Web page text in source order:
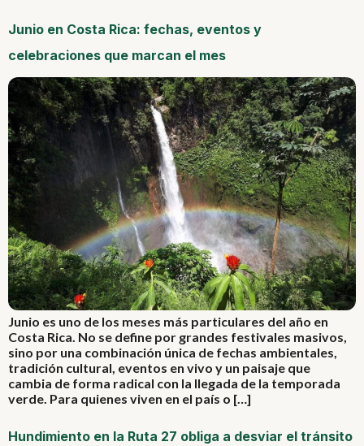
Junio en Costa Rica: fechas, eventos y
celebraciones que marcan el mes
Junio es uno de los meses más particulares del año en
Costa Rica. No se define por grandes festivales masivos,
sino por una combinación única de fechas ambientales,
tradición cultural, eventos en vivo y un paisaje que
cambia de forma radical con la llegada de la temporada
verde. Para quienes viven en el país o […]
Hundimiento en la Ruta 27 obliga a desviar el tránsito